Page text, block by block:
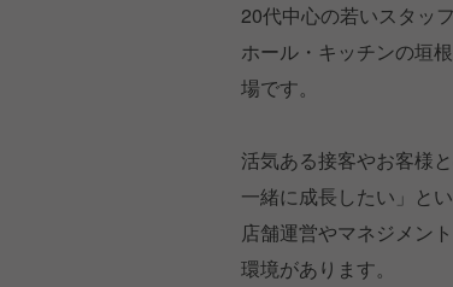
20代中心の若いスタッ
ホール・キッチンの垣
場です。
活気ある接客やお客様
一緒に成長したい」と
店舗運営やマネジメン
環境があります。